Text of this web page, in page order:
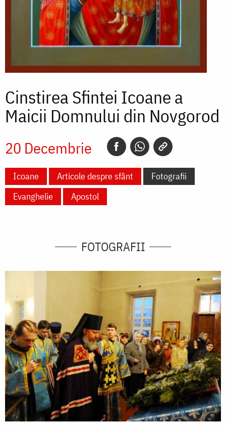
Cinstirea Sfintei Icoane a
Maicii Domnului din Novgorod
20 Decembrie
Icoane Articole despre sfânt
Fotografii
Evanghelie
Apostol
FOTOGRAFII